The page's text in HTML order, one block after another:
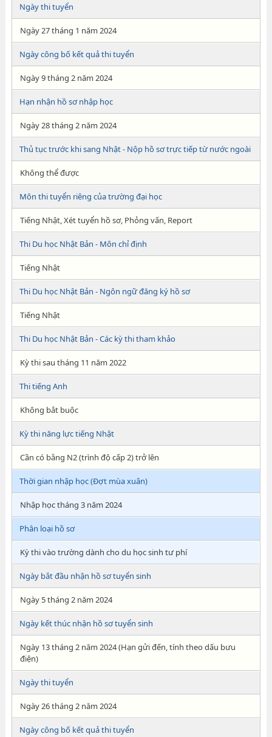
Ngày thi tuyển
Ngày 27 tháng 1 năm 2024
Ngày công bố kết quả thi tuyển
Ngày 9 tháng 2 năm 2024
Hạn nhận hồ sơ nhập học
Ngày 28 tháng 2 năm 2024
Thủ tục trước khi sang Nhật - Nộp hồ sơ trực tiếp từ nước ngoài
Không thể được
Môn thi tuyển riêng của trường đại học
Tiếng Nhật, Xét tuyển hồ sơ, Phỏng vấn, Report
Thi Du học Nhật Bản - Môn chỉ định
Tiếng Nhật
Thi Du học Nhật Bản - Ngôn ngữ đăng ký hồ sơ
Tiếng Nhật
Thi Du học Nhật Bản - Các kỳ thi tham khảo
Kỳ thi sau tháng 11 năm 2022
Thi tiếng Anh
Không bắt buộc
Kỳ thi năng lực tiếng Nhật
Cần có bằng N2 (trình độ cấp 2) trở lên
Thời gian nhập học (Đợt mùa xuân)
Nhập học tháng 3 năm 2024
Phân loại hồ sơ
Kỳ thi vào trường dành cho du học sinh tư phí
Ngày bắt đầu nhận hồ sơ tuyển sinh
Ngày 5 tháng 2 năm 2024
Ngày kết thúc nhận hồ sơ tuyển sinh
Ngày 13 tháng 2 năm 2024 (Hạn gửi đến, tính theo dấu bưu
điện)
Ngày thi tuyển
Ngày 26 tháng 2 năm 2024
Ngày công bố kết quả thi tuyển